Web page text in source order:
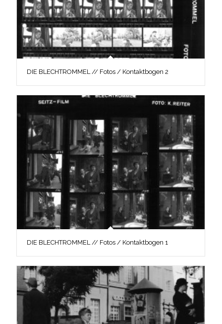
DIE BLECHTROMMEL // Fotos / Kontaktbogen 2
DIE BLECHTROMMEL // Fotos / Kontaktbogen 1